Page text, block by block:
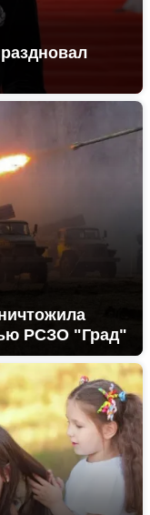
РСЗО "Град"